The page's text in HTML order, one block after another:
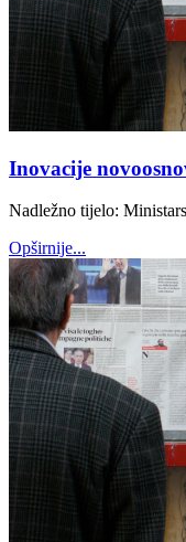
Inovacije
Nadležno tijelo:
Opširnije...